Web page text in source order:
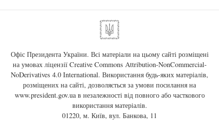
Офіс Президента України. Всі матеріали на цьому сайті розміщені
на умовах ліцензії Creative Commons Attribution-NonCommercial-
NoDerivatives 4.0 International. Використання будь-яких матеріалів,
розміщених на сайті, дозволяється за умови посилання на
www.president.gov.uaв незалежності від повного або часткового
використання матеріалів.
01220, м. Київ, вул. Банкова, 11